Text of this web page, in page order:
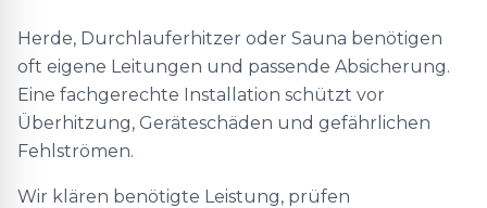
Herde, Durchlauferhitzer oder Sauna benötigen
oft eigene Leitungen und passende Absicherung.
Eine fachgerechte Installation schützt vor
Überhitzung, Geräteschäden und gefährlichen
Fehlströmen.
Wir klären benötigte Leistung, prüfen